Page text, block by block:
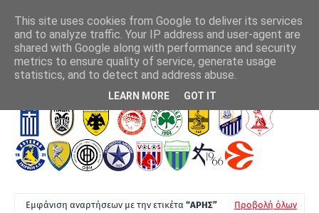
Ε
Υ
της "Στη κούρσα απόκτησης του Αριάγκα η ΑΕΚ"
Εμφάνιση αναρτήσεων με την ετικέτα ΑΡΗΣ Προβολή όλων
This site uses cookies from Google to deliver its services
and to analyze traffic. Your IP address and user-agent are
shared with Google along with performance and security
metrics to ensure quality of service, generate usage
statistics, and to detect and address abuse.
LEARN MORE GOT IT